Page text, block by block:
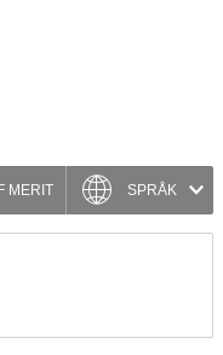
MERIT SPRÅK